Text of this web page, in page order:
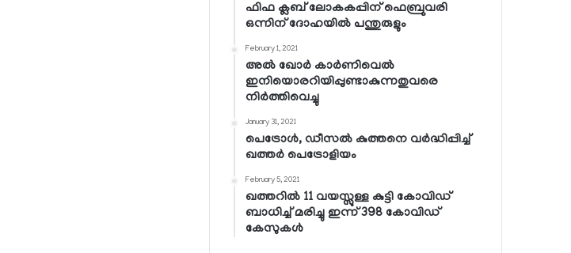
ഫിഫ ക്ലബ് ലോകകപ്പിന് ഫെബ്രുവരി
ഒന്നിന് ദോഹയില്‍ പന്തുരുളും
February 1, 2021
അല്‍ ഖോര്‍ കാര്‍ണിവെല്‍
ഇനിയൊരറിയിപ്പുണ്ടാകുന്നതുവരെ
നിര്‍ത്തിവെച്ചു
January 31, 2021
പെട്രോള്‍, ഡീസല്‍ കുത്തനെ വര്‍ദ്ധിപ്പിച്ച്
ഖത്തര്‍ പെട്രോളിയം
February 5, 2021
ഖത്തറില്‍ 11 വയസ്സുള്ള കുട്ടി കോവിഡ്
ബാധിച്ച് മരിച്ചു ഇന്ന് 398 കോവിഡ്
കേസുകള്‍